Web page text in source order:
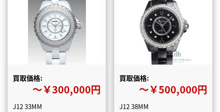
買取価格:
〜￥300,000円
J12 33MM
買取価格:
〜￥500,000円
J12 38MM